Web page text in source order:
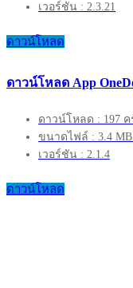
เวอร์ชัน : 2.3.21
ดาวน์โหลด
ดาวน์โหลด App
ดาวน์โหลด : 197 ค
ขนาดไฟล์ : 3.4 MB.
เวอร์ชัน : 2.1.4
ดาวน์โหลด